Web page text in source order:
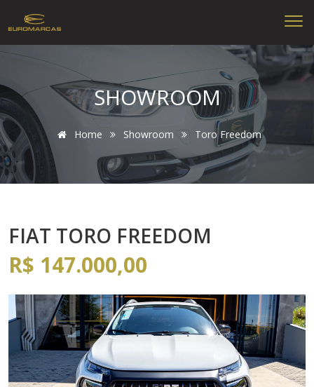
SHOWROOM
Home Showroom Toro Freedom
FIAT TORO FREEDOM
R$ 147.000,00